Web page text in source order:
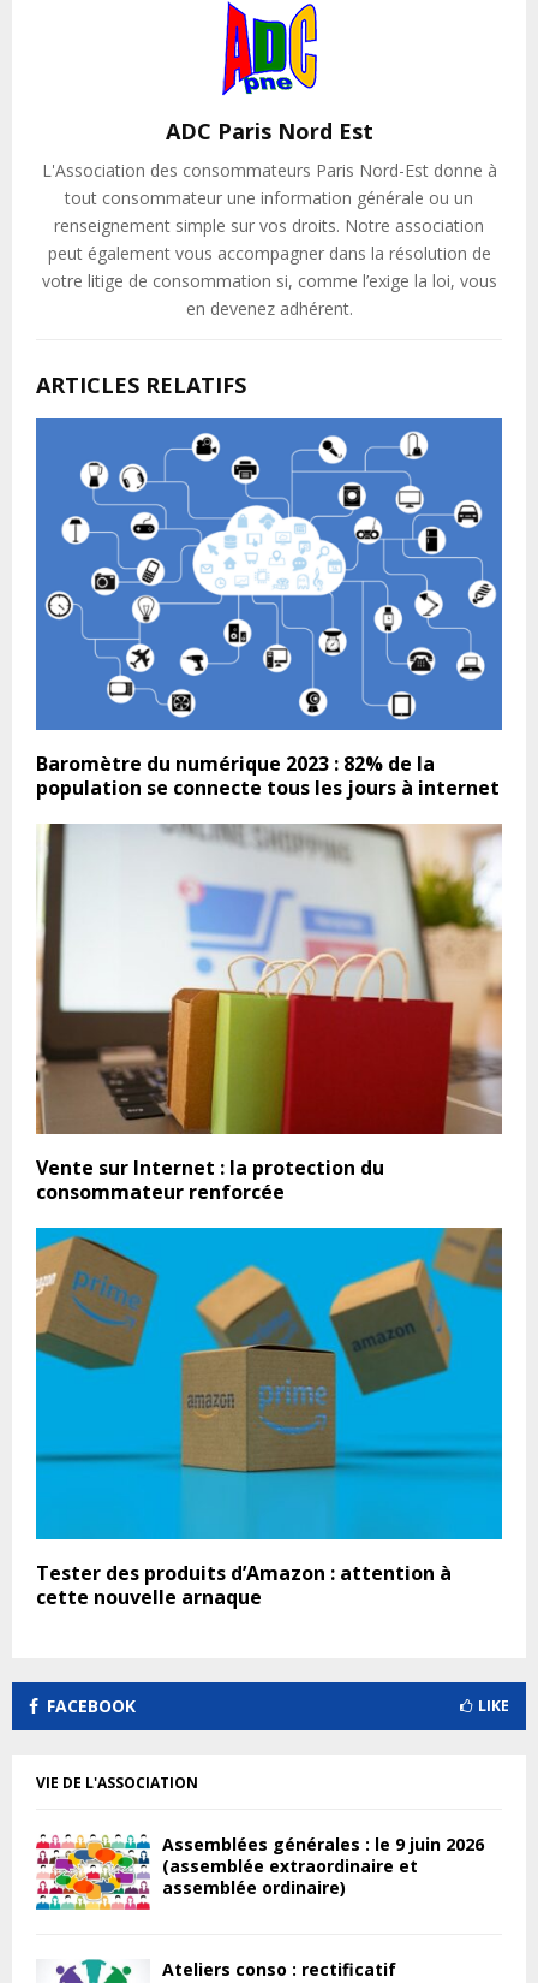
ADC Paris Nord Est
L'Association des consommateurs Paris Nord-Est donne à
tout consommateur une information générale ou un
renseignement simple sur vos droits. Notre association
peut également vous accompagner dans la résolution de
votre litige de consommation si, comme l’exige la loi, vous
en devenez adhérent.
ARTICLES RELATIFS
Baromètre du numérique 2023 : 82% de la
population se connecte tous les jours à internet
Vente sur Internet : la protection du
consommateur renforcée
Tester des produits d’Amazon : attention à
cette nouvelle arnaque
FACEBOOK LIKE
VIE DE L'ASSOCIATION
Assemblées générales : le 9 juin 2026
(assemblée extraordinaire et
assemblée ordinaire)
Ateliers conso : rectificatif